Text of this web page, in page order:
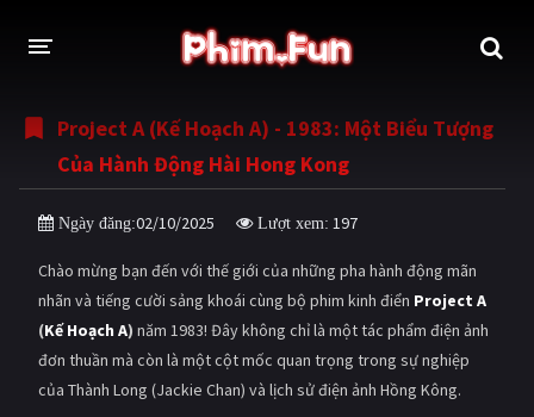
THỂ LOẠI
Thần thoại - Cổ trang Hành động
Tâm lý
Võ thuật - Kiếm hiệp Nhạc kịch
Kinh dị Tội phạm - Hình sự
Phiêu lưu Hài hước
Project A (Kế Hoạch A) - 1983: Một Biểu Tượng
Của Hành Động Hài Hong Kong
Ngày đăng:02/10/2025 Lượt xem: 197
Chào mừng bạn đến với thế giới của những pha hành động mãn
nhãn và tiếng cười sảng khoái cùng bộ phim kinh điển Project A
(Kế Hoạch A) năm 1983! Đây không chỉ là một tác phẩm điện ảnh
đơn thuần mà còn là một cột mốc quan trọng trong sự nghiệp
của Thành Long (Jackie Chan) và lịch sử điện ảnh Hồng Kông.